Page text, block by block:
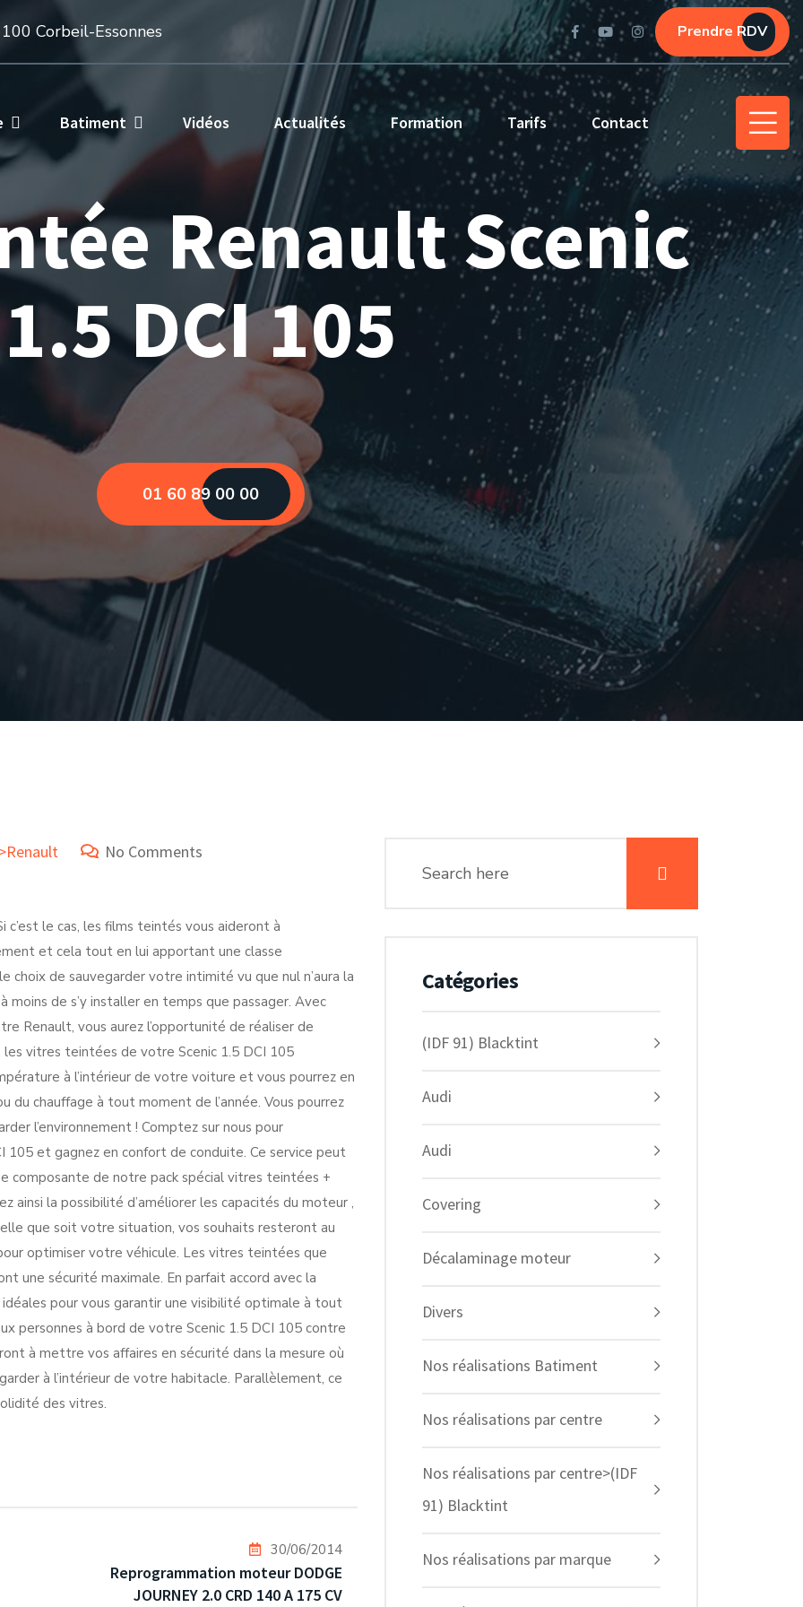
Corbeil-Essonnes Prendre RDV
Batiment Vidéos Actualités Formation Tarifs Contact
Renault Scenic
1.5 DCI 105
01 60 89 00 00
No Comments
le cas, les films teintés vous aideront à
et cela tout en lui apportant une classe
choix de sauvegarder votre intimité vu que nul n’aura la
de s’y installer en temps que passager. Avec
Renault, vous aurez l’opportunité de réaliser de
vitres teintées de votre Scenic 1.5 DCI 105
à l’intérieur de votre voiture et vous pourrez en
du chauffage à tout moment de l’année. Vous pourrez
l’environnement ! Comptez sur nous pour
et gagnez en confort de conduite. Ce service peut
composante de notre pack spécial vitres teintées +
ainsi la possibilité d’améliorer les capacités du moteur ,
que soit votre situation, vos souhaits resteront au
optimiser votre véhicule. Les vitres teintées que
une sécurité maximale. En parfait accord avec la
pour vous garantir une visibilité optimale à tout
personnes à bord de votre Scenic 1.5 DCI 105 contre
à mettre vos affaires en sécurité dans la mesure où
à l’intérieur de votre habitacle. Parallèlement, ce
des vitres.
30/06/2014
Reprogrammation moteur DODGE
JOURNEY 2.0 CRD 140 A 175 CV
Catégories
(IDF 91) Blacktint
Audi
Audi
Covering
Décalaminage moteur
Divers
Nos réalisations Batiment
Nos réalisations par centre
Nos réalisations par centre>(IDF
91) Blacktint
Nos réalisations par marque